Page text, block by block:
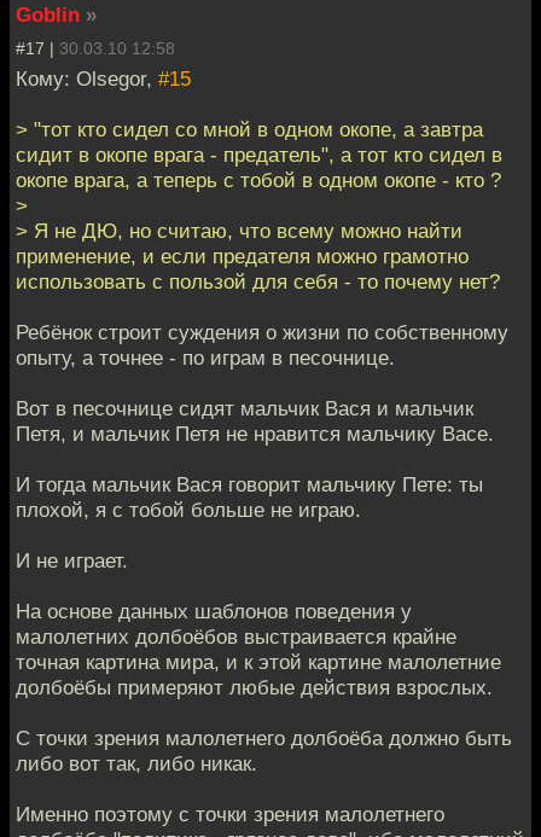
Goblin »
#17 | 30.03.10 12:58
Кому: Olsegor, #15
> "тот кто сидел со мной в одном окопе, а завтра
сидит в окопе врага - предатель", а тот кто сидел в
окопе врага, а теперь с тобой в одном окопе - кто ?
>
> Я не ДЮ, но считаю, что всему можно найти
применение, и если предателя можно грамотно
использовать с пользой для себя - то почему нет?
Ребёнок строит суждения о жизни по собственному
опыту, а точнее - по играм в песочнице.
Вот в песочнице сидят мальчик Вася и мальчик
Петя, и мальчик Петя не нравится мальчику Васе.
И тогда мальчик Вася говорит мальчику Пете: ты
плохой, я с тобой больше не играю.
И не играет.
На основе данных шаблонов поведения у
малолетних долбоёбов выстраивается крайне
точная картина мира, и к этой картине малолетние
долбоёбы примеряют любые действия взрослых.
С точки зрения малолетнего долбоёба должно быть
либо вот так, либо никак.
Именно поэтому с точки зрения малолетнего